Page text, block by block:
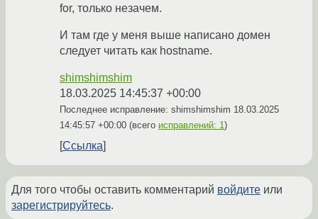
for, только незачем.
И там где у меня выше написано домен
следует читать как hostname.
shimshimshim
18.03.2025 14:45:37 +00:00
Последнее исправление: shimshimshim 18.03.2025
14:45:57 +00:00 (всего исправлений: 1)
Ссылка
Для того чтобы оставить комментарий войдите или
зарегистрируйтесь.